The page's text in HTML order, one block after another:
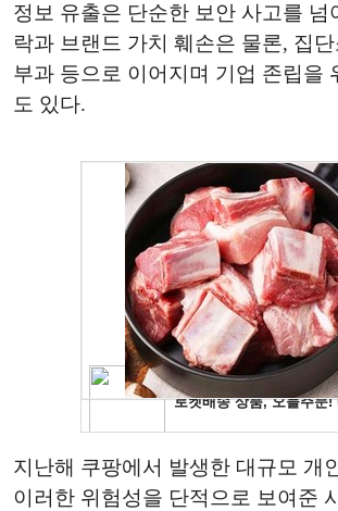
정보 유출은 단순한 보안 사고를 넘
락과 브랜드 가치 훼손은 물론, 집
부과 등으로 이어지며 기업 존립을
도 있다.
지난해 쿠팡에서 발생한 대규모 개
이러한 위험성을 단적으로 보여준